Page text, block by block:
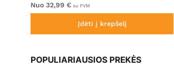
Nuo 32,99 € su PVM
Įdėti į krepšelį
POPULIARIAUSIOS PREKĖS